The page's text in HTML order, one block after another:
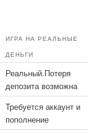
ИГРА НА РЕАЛЬНЫЕ
ДЕНЬГИ
Реальный.Потеря
депозита возможна
Требуется аккаунт и
пополнение